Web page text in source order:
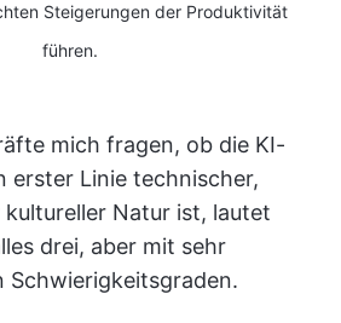
Steigerungen der Produktivität
führen.
mich fragen, ob die KI-
erster Linie technischer,
Natur ist, lautet
drei, aber mit sehr
Schwierigkeitsgraden.